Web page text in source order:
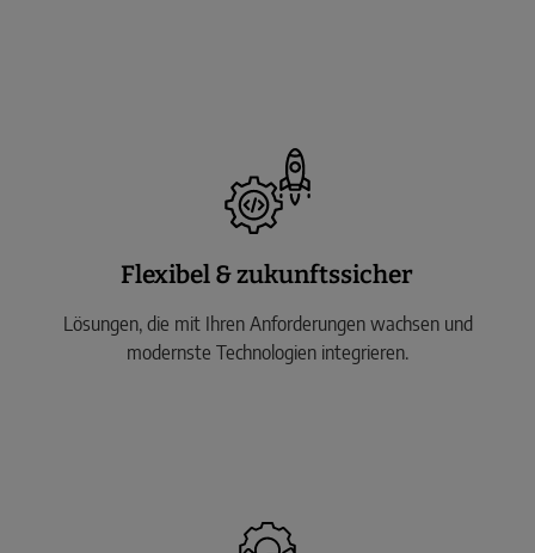
Flexibel & zukunftssicher
Lösungen, die mit Ihren Anforderungen wachsen und
modernste Technologien integrieren.